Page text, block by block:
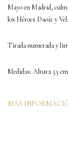
Mayo en Madrid,
los Héroes Daoíz y
Tirada numerada y
Medidas: Altura 55
MÁS